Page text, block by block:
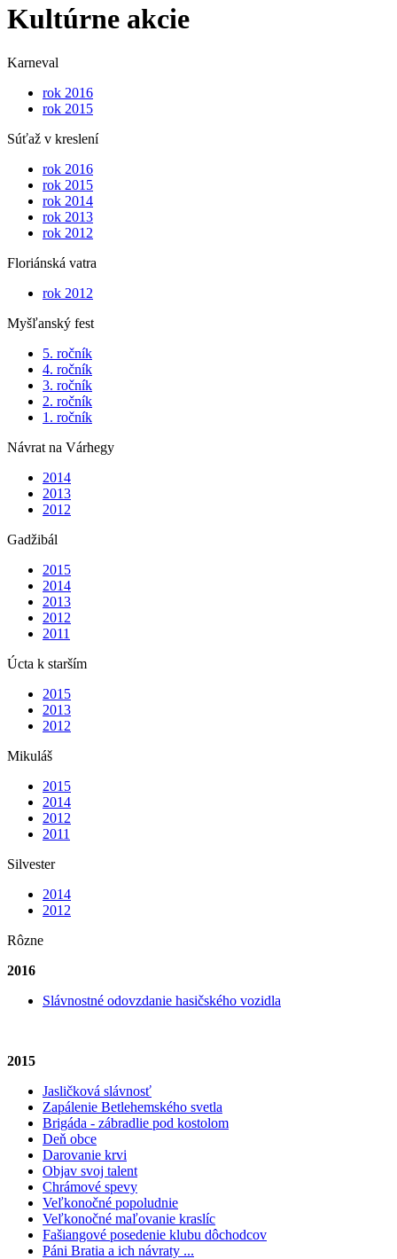
Kultúrne akcie
Karneval
rok 2016
rok 2015
Súťaž v kreslení
rok 2016
rok 2015
rok 2014
rok 2013
rok 2012
Floriánská vatra
rok 2012
Myšľanský fest
5. ročník
4. ročník
3. ročník
2. ročník
1. ročník
Návrat na Várhegy
2014
2013
2012
Gadžibál
2015
2014
2013
2012
2011
Úcta k starším
2015
2013
2012
Mikuláš
2015
2014
2012
2011
Silvester
2014
2012
Rôzne
2016
Slávnostné odovzdanie hasičského vozidla
2015
Jasličková slávnosť
Zapálenie Betlehemského svetla
Brigáda - zábradlie pod kostolom
Deň obce
Darovanie krvi
Objav svoj talent
Chrámové spevy
Veľkonočné popoludnie
Veľkonočné maľovanie kraslíc
Fašiangové posedenie klubu dôchodcov
Páni Bratia a ich návraty ...